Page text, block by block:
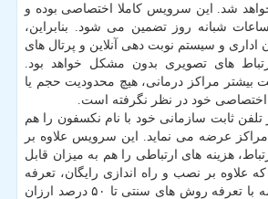
شد. این سرویس کاملا اختصاصی بوده و
شبانه روز تضمین می شود. بنابراین،
و سیستم نوبت دهی آنلاین و پرتال های
های تصویری بدون مشکل خواهد بود.
بیشتر مراکز درمانی، هیچ محدودیت حجم یا
اختصاصی خود در نظر نگرفته است.
تلفن ثابت سازمانی خود با نام نکسفون را هم
مراکز عرضه می نماید. این سرویس علاوه بر
هزینه های ارتباطی را هم به میزان قابل
علاوه بر نصب و راه اندازی رایگان، تعرفه
تماس آن هم در مقایسه با تعرفه روش های سنتی تا ۵۰ درصد ارزان